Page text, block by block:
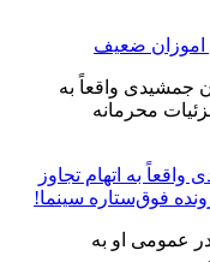
اموزان ضعیف
به اتهام تجاوز
فوق‌ستاره سینما!